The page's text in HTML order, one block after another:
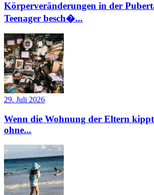
Körperveränderungen in der
Teenager besch�...
29. Juli 2026
Wenn die Wohnung der Eltern
ohne...